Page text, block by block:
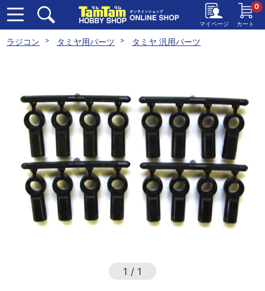
マイページ カート
0
ラジコン タミヤ用パーツ タミヤ 汎用パーツ
1 / 1